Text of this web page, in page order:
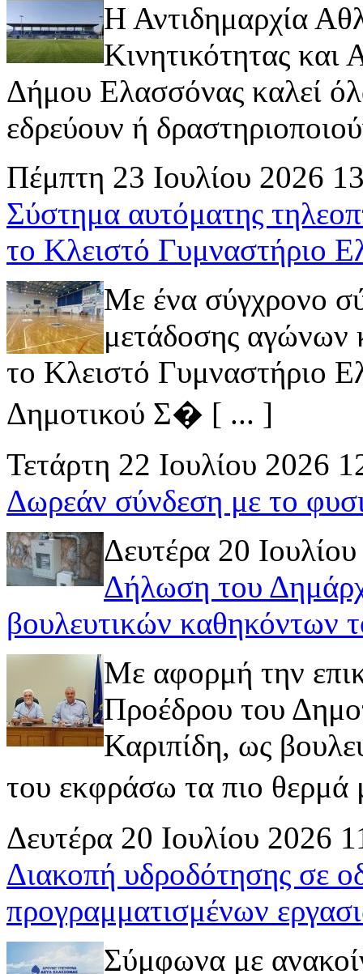
Η Αντιδημαρχία
Κινητικότητας
Δήμου Ελασσόνας καλεί
εδρεύουν ή
Πέμπτη 23 Ιουλίου 2026
Σύστημα αυτόματης
το Κλειστό Γυμναστήριο
Με ένα σύγχρονο
μετάδοσης αγώνων
το Κλειστό Γυμναστήριο
Δημοτικού Σ� [ ... ]
Τετάρτη 22 Ιουλίου 2026
Δωρεάν σύνδεση με το
Δευτέρα 20
Δήλωση του
βουλευτικών καθηκόντων
Με αφορμή την
Προέδρου του
Καριπίδη, ως
του εκφράσω τα πιο
Δευτέρα 20 Ιουλίου 2026
Διακοπή υδροδότησης σε
προγραμματισμένων
Σύμφωνα με